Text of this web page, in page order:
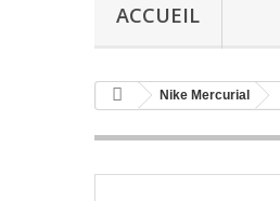
ACCUEIL
Nike Mercurial